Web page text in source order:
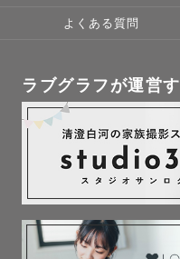
よくある質問
ラブグラフが運営